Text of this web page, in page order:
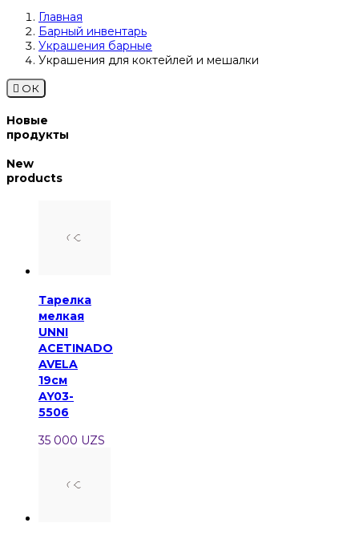
Главная
Барный инвентарь
Украшения барные
Украшения для коктейлей и мешалки
 ОК
Новые
продукты
New
products
Тарелка
мелкая
UNNI
ACETINADO
AVELA
19см
AY03-
5506
35 000 UZS